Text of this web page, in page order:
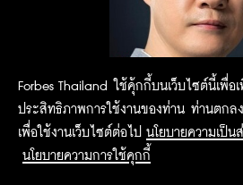
Forbes Thailand ใช้คุ้กกี้บนเว็บไซต์นี้เพื่อเ
ประสิทธิภาพการใช้งานของท่าน ท่านตกล
เพื่อใช้งานเว็บไซต์ต่อไป นโยบายความเป็น
นโยบายความการใช้คุกกี้
2015 Forbesthailand.com ALL